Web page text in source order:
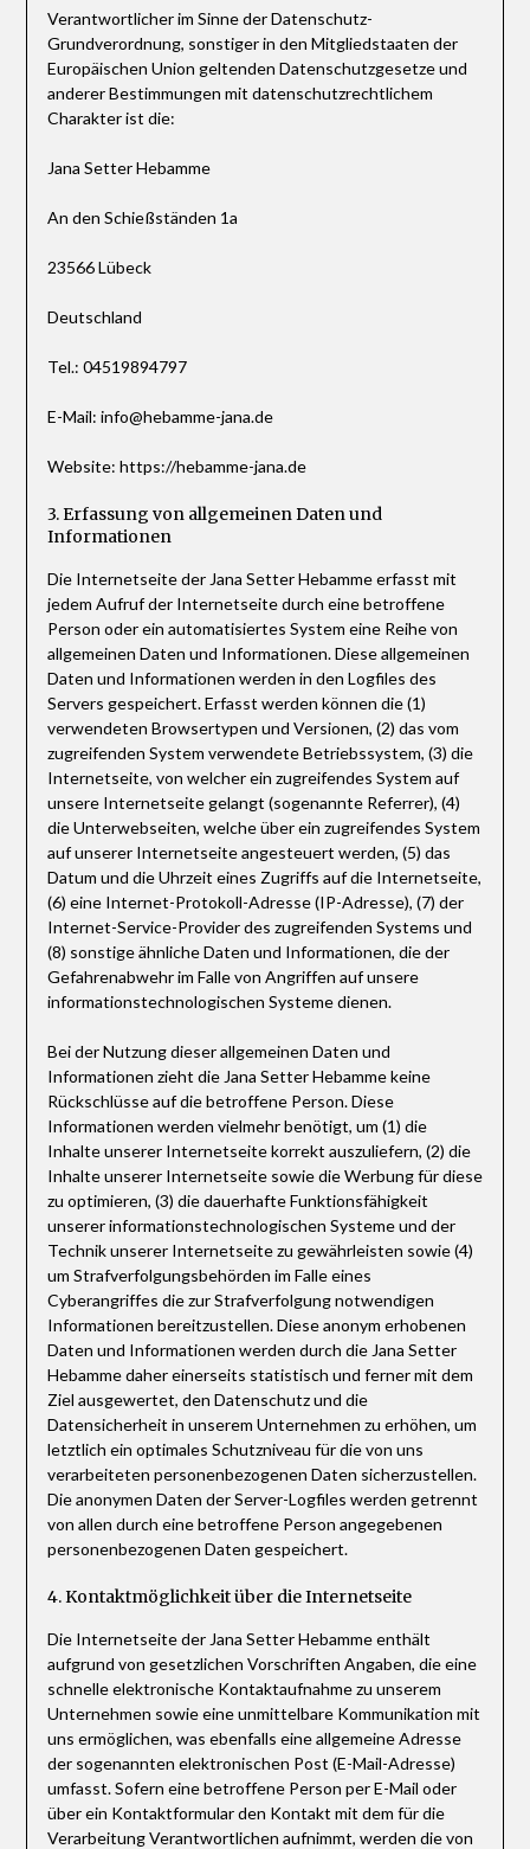
Verantwortlicher im Sinne der Datenschutz-
Grundverordnung, sonstiger in den Mitgliedstaaten der
Europäischen Union geltenden Datenschutzgesetze und
anderer Bestimmungen mit datenschutzrechtlichem
Charakter ist die:
Jana Setter Hebamme
An den Schießständen 1a
23566 Lübeck
Deutschland
Tel.: 04519894797
E-Mail: info@hebamme-jana.de
Website: https://hebamme-jana.de
3. Erfassung von allgemeinen Daten und
Informationen
Die Internetseite der Jana Setter Hebamme erfasst mit
jedem Aufruf der Internetseite durch eine betroffene
Person oder ein automatisiertes System eine Reihe von
allgemeinen Daten und Informationen. Diese allgemeinen
Daten und Informationen werden in den Logfiles des
Servers gespeichert. Erfasst werden können die (1)
verwendeten Browsertypen und Versionen, (2) das vom
zugreifenden System verwendete Betriebssystem, (3) die
Internetseite, von welcher ein zugreifendes System auf
unsere Internetseite gelangt (sogenannte Referrer), (4)
die Unterwebseiten, welche über ein zugreifendes System
auf unserer Internetseite angesteuert werden, (5) das
Datum und die Uhrzeit eines Zugriffs auf die Internetseite,
(6) eine Internet-Protokoll-Adresse (IP-Adresse), (7) der
Internet-Service-Provider des zugreifenden Systems und
(8) sonstige ähnliche Daten und Informationen, die der
Gefahrenabwehr im Falle von Angriffen auf unsere
informationstechnologischen Systeme dienen.
Bei der Nutzung dieser allgemeinen Daten und
Informationen zieht die Jana Setter Hebamme keine
Rückschlüsse auf die betroffene Person. Diese
Informationen werden vielmehr benötigt, um (1) die
Inhalte unserer Internetseite korrekt auszuliefern, (2) die
Inhalte unserer Internetseite sowie die Werbung für diese
zu optimieren, (3) die dauerhafte Funktionsfähigkeit
unserer informationstechnologischen Systeme und der
Technik unserer Internetseite zu gewährleisten sowie (4)
um Strafverfolgungsbehörden im Falle eines
Cyberangriffes die zur Strafverfolgung notwendigen
Informationen bereitzustellen. Diese anonym erhobenen
Daten und Informationen werden durch die Jana Setter
Hebamme daher einerseits statistisch und ferner mit dem
Ziel ausgewertet, den Datenschutz und die
Datensicherheit in unserem Unternehmen zu erhöhen, um
letztlich ein optimales Schutzniveau für die von uns
verarbeiteten personenbezogenen Daten sicherzustellen.
Die anonymen Daten der Server-Logfiles werden getrennt
von allen durch eine betroffene Person angegebenen
personenbezogenen Daten gespeichert.
4. Kontaktmöglichkeit über die Internetseite
Die Internetseite der Jana Setter Hebamme enthält
aufgrund von gesetzlichen Vorschriften Angaben, die eine
schnelle elektronische Kontaktaufnahme zu unserem
Unternehmen sowie eine unmittelbare Kommunikation mit
uns ermöglichen, was ebenfalls eine allgemeine Adresse
der sogenannten elektronischen Post (E-Mail-Adresse)
umfasst. Sofern eine betroffene Person per E-Mail oder
über ein Kontaktformular den Kontakt mit dem für die
Verarbeitung Verantwortlichen aufnimmt, werden die von